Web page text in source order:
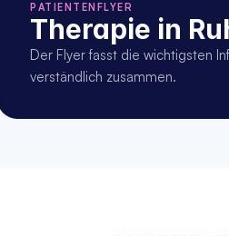
PATIENTENFLYER
Therapie in
Der Flyer fasst die wichtigsten
verständlich zusammen.